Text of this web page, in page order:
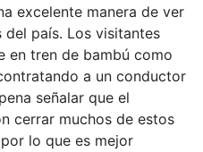
excelente manera de ver
del país. Los visitantes
en tren de bambú como
a un conductor
señalar que el
cerrar muchos de estos
lo que es mejor